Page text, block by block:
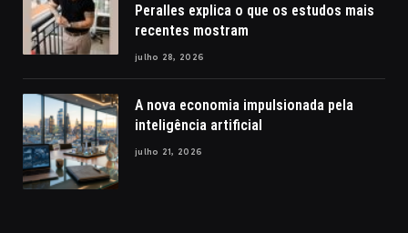
Peralles explica o que os estudos mais
recentes mostram
julho 28, 2026
A nova economia impulsionada pela
inteligência artificial
julho 21, 2026